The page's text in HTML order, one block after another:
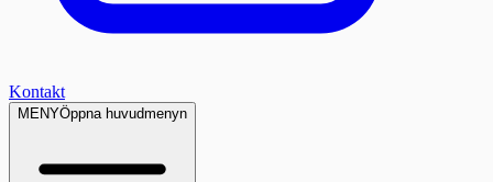
Kontakt
MENYÖppna huvudmenyn